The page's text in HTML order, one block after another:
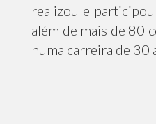
realizou e
além de mais de 80
numa carreira de 30